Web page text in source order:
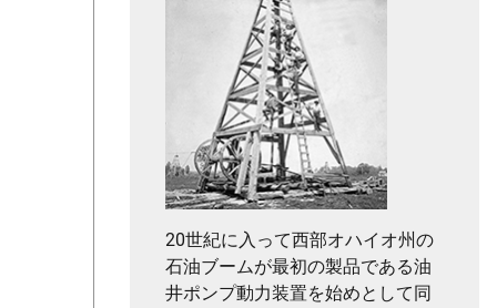
20世紀に入って西部オハイオ州の
石油ブームが最初の製品である油
井ポンプ動力装置を始めとして同